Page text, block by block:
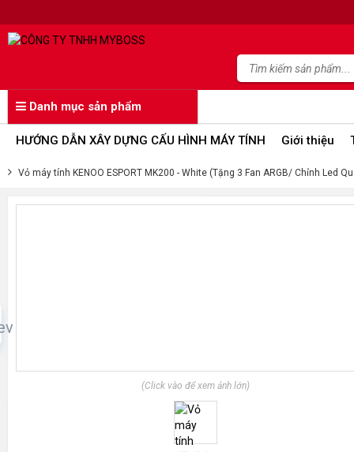
Danh mục sản phẩm
HƯỚNG DẪN XÂY DỰNG CẤU HÌNH MÁY TÍNH Giới thiệu
Vỏ máy tính KENOO ESPORT MK200 - White (Tặng 3 Fan ARGB/ Chỉnh Led
(Click vào để xem ảnh lớn)